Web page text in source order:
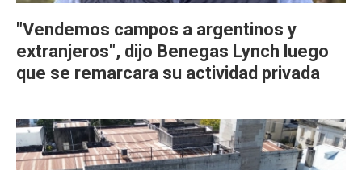
"Vendemos campos a argentinos y
extranjeros", dijo Benegas Lynch luego
que se remarcara su actividad privada